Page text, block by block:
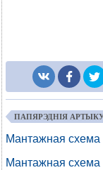
ПАПЯРЭДНІЯ
Мантажная схема
Мантажная схема